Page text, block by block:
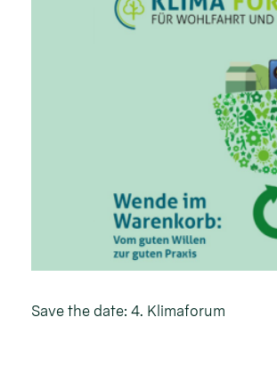
Save the date: 4. Klimaforum